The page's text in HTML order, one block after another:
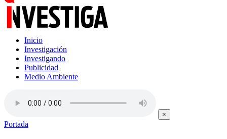
Inicio
Investigación
Investigando
Publicidad
Medio Ambiente
×
Portada